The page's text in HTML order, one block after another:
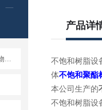
产品详
不饱和树脂设
体不饱和聚酯
本公司生产的
不饱和树脂设